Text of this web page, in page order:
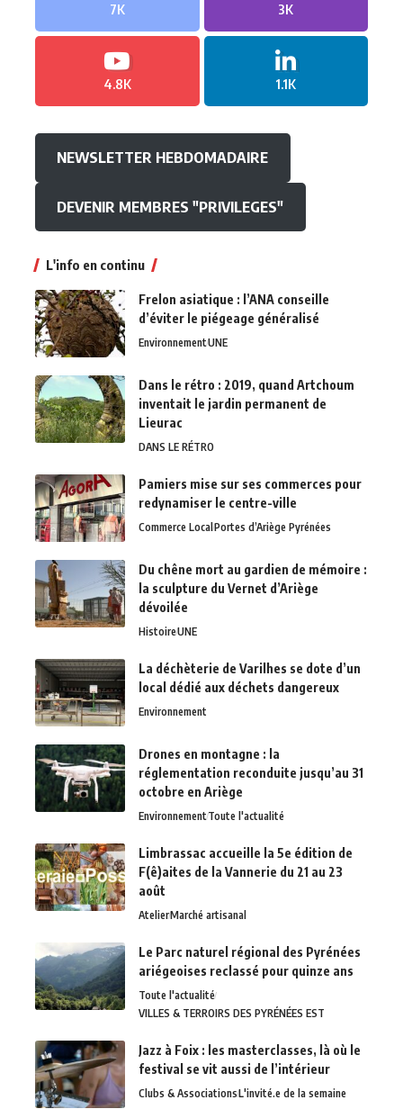
7K 3K
4.8K 1.1K
NEWSLETTER HEBDOMADAIRE
DEVENIR MEMBRES "PRIVILEGES"
L'info en continu
Frelon asiatique : l’ANA conseille
d’éviter le piégeage généralisé
EnvironnementUNE
Dans le rétro : 2019, quand Artchoum
inventait le jardin permanent de
Lieurac
DANS LE RÉTRO
Pamiers mise sur ses commerces pour
redynamiser le centre-ville
Commerce LocalPortes d’Ariège Pyrénées
Du chêne mort au gardien de mémoire :
la sculpture du Vernet d’Ariège
dévoilée
HistoireUNE
La déchèterie de Varilhes se dote d’un
local dédié aux déchets dangereux
Environnement
Drones en montagne : la
réglementation reconduite jusqu’au 31
octobre en Ariège
EnvironnementToute l'actualité
Limbrassac accueille la 5e édition de
F(ê)aites de la Vannerie du 21 au 23
août
AtelierMarché artisanal
Le Parc naturel régional des Pyrénées
ariégeoises reclassé pour quinze ans
Toute l'actualité
VILLES & TERROIRS DES PYRÉNÉES EST
Jazz à Foix : les masterclasses, là où le
festival se vit aussi de l’intérieur
Clubs & AssociationsL'invité.e de la semaine